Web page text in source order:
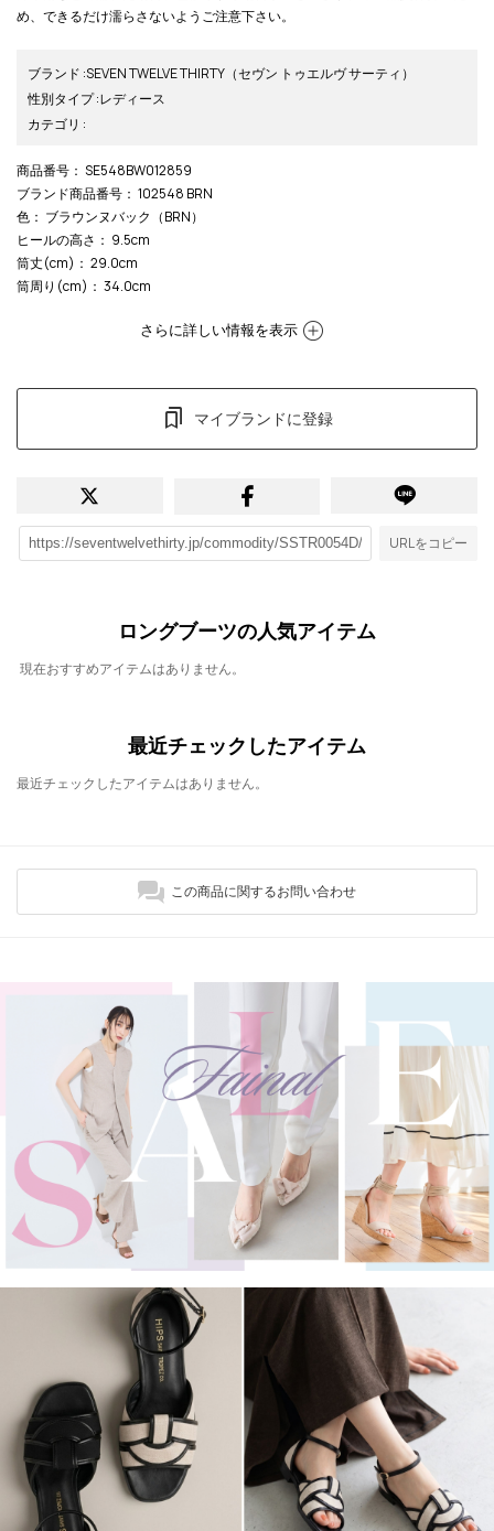
め、できるだけ濡らさないようご注意下さい。
ブランド :SEVEN TWELVE THIRTY （セヴン トゥエルヴ サーティ）
性別タイプ:レディース
カテゴリ :
商品番号 ： SE548BW012859
ブランド商品番号 ： 102548 BRN
色 ： ブラウンヌバック（BRN）
ヒールの高さ ： 9.5cm
筒丈(cm) ： 29.0cm
筒周り(cm) ： 34.0cm
さらに詳しい情報を表示
マイブランドに登録
URLをコピー
ロングブーツの人気アイテム
現在おすすめアイテムはありません。
最近チェックしたアイテム
最近チェックしたアイテムはありません。
この商品に関するお問い合わせ